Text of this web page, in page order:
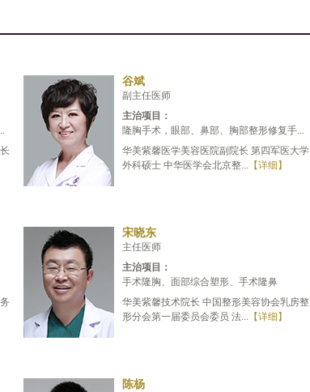
谷斌
副主任医师
主治项目：
隆胸手术，眼部、鼻部、胸部整形修复手...
华美紫馨医学美容医院副院长 第四军医大学
外科硕士 中华医学会北京整... 【详细】
宋晓东
主任医师
主治项目：
手术隆胸、面部综合塑形、手术隆鼻
华美紫馨技术院长 中国整形美容协会乳房整
形分会第一届委员会委员 法... 【详细】
陈杨